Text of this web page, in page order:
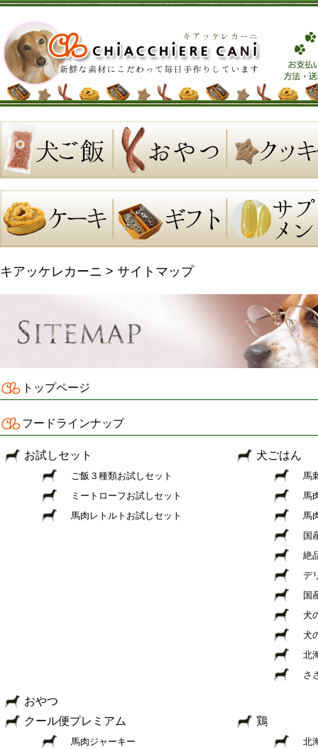
キアッケレカーニ > サイトマップ
トップページ
フードラインナップ
お試しセット 犬ごはん
ご飯３種類お試しセット
ミートローフお試しセット
馬肉レトルトお試しセット
馬
馬
馬
国
絶
デ
国
犬
犬
北
さ
おやつ
クール便プレミアム
鶏
馬肉ジャーキー
北